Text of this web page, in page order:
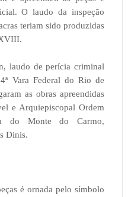
O laudo da inspeção
teriam sido produzidas
laudo de perícia criminal
Vara Federal do Rio de
as obras apreendidas
e Arquiepiscopal Ordem
do Monte do Carmo,
Dinis.
é ornada pelo símbolo